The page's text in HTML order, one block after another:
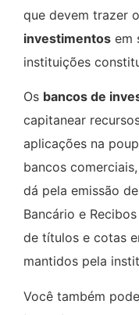
que devem trazer
investimentos em
instituições
Os bancos de
capitanear
aplicações na
bancos
dá pela emissão
Bancário e
de títulos e cotas
mantidos pela
Você também